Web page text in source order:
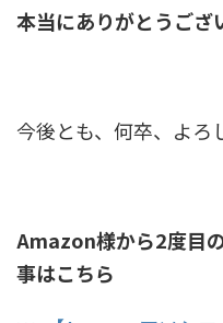
本当にありがとうござ
今後とも、何卒、よろ
Amazon様から2度目
事はこちら